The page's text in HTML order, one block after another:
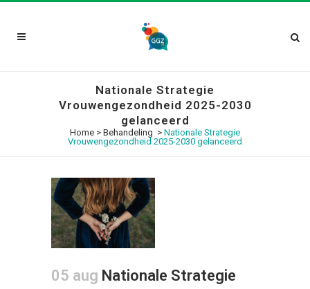
Nationale Strategie
Vrouwengezondheid 2025-2030
gelanceerd
Home > Behandeling > Nationale Strategie
Vrouwengezondheid 2025-2030 gelanceerd
05 aug Nationale Strategie